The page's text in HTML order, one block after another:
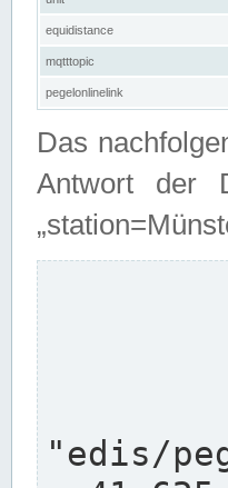
equidistance
mqtttopic
pegelonlinelink
Das
Antwort der
"edis/